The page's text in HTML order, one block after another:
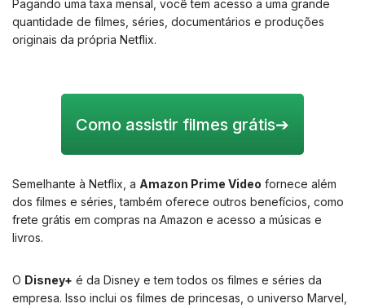
Pagando uma taxa mensal, você tem acesso a uma grande
quantidade de filmes, séries, documentários e produções
originais da própria Netflix.
Como assistir filmes grátis➔
Semelhante à Netflix, a Amazon Prime Video fornece além
dos filmes e séries, também oferece outros benefícios, como
frete grátis em compras na Amazon e acesso a músicas e
livros.
O Disney+ é da Disney e tem todos os filmes e séries da
empresa. Isso inclui os filmes de princesas, o universo Marvel,